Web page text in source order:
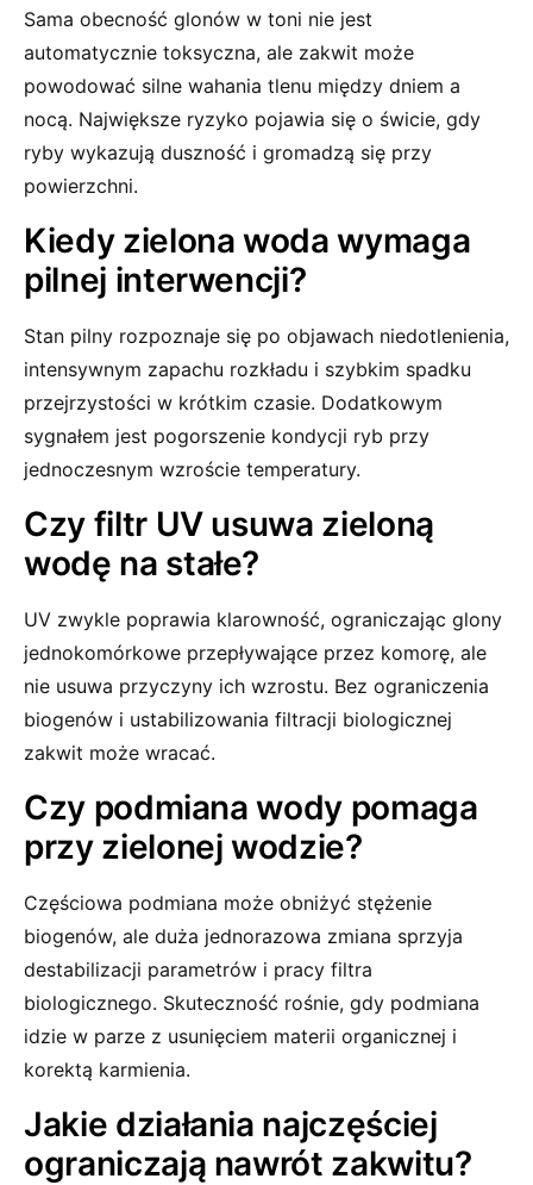
Sama obecność glonów w toni nie jest
automatycznie toksyczna, ale zakwit może
powodować silne wahania tlenu między dniem a
nocą. Największe ryzyko pojawia się o świcie, gdy
ryby wykazują duszność i gromadzą się przy
powierzchni.
Kiedy zielona woda wymaga
pilnej interwencji?
Stan pilny rozpoznaje się po objawach niedotlenienia,
intensywnym zapachu rozkładu i szybkim spadku
przejrzystości w krótkim czasie. Dodatkowym
sygnałem jest pogorszenie kondycji ryb przy
jednoczesnym wzroście temperatury.
Czy filtr UV usuwa zieloną
wodę na stałe?
UV zwykle poprawia klarowność, ograniczając glony
jednokomórkowe przepływające przez komorę, ale
nie usuwa przyczyny ich wzrostu. Bez ograniczenia
biogenów i ustabilizowania filtracji biologicznej
zakwit może wracać.
Czy podmiana wody pomaga
przy zielonej wodzie?
Częściowa podmiana może obniżyć stężenie
biogenów, ale duża jednorazowa zmiana sprzyja
destabilizacji parametrów i pracy filtra
biologicznego. Skuteczność rośnie, gdy podmiana
idzie w parze z usunięciem materii organicznej i
korektą karmienia.
Jakie działania najczęściej
ograniczają nawrót zakwitu?